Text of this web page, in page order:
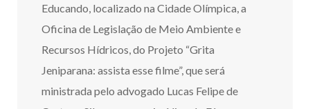
Educando, localizado na Cidade Olímpica, a
Oficina de Legislação de Meio Ambiente e
Recursos Hídricos, do Projeto “Grita
Jeniparana: assista esse filme”, que será
ministrada pelo advogado Lucas Felipe de